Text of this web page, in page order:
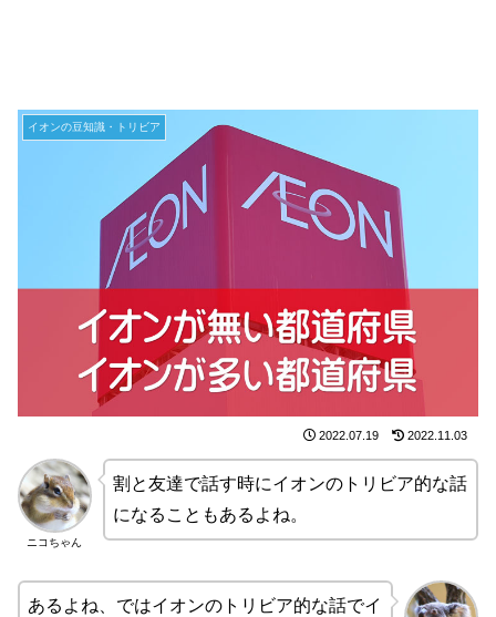
イオンの豆知識・トリビア
2022.07.19 2022.11.03
ニコちゃん
割と友達で話す時にイオンのトリビア的な話
になることもあるよね。
あるよね、ではイオンのトリビア的な話でイ